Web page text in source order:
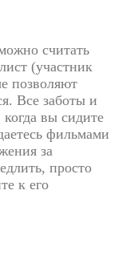
считать
(участник
позволяют
Все заботы и
вы сидите
фильмами
за
просто
к его